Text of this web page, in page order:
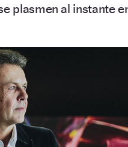
plasmen al instante